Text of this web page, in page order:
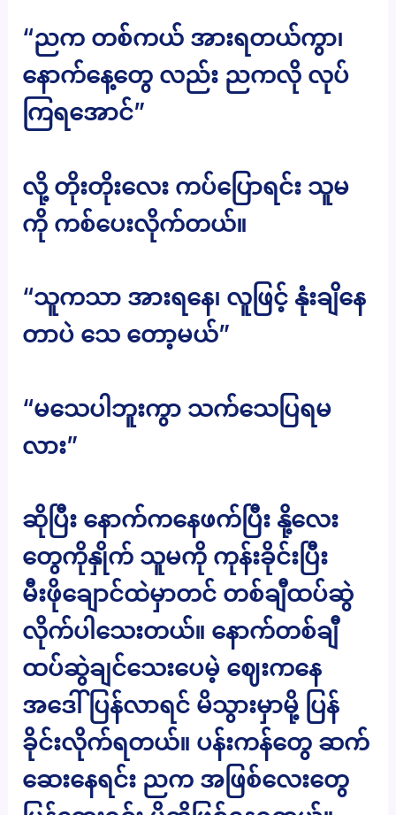
“ညက တစ်ကယ် အားရတယ်ကွာ၊
နောက်နေ့တွေ လည်း ညကလို လုပ်
ကြရအောင်”
လို့ တိုးတိုးလေး ကပ်ပြောရင်း သူမ
ကို ကစ်ပေးလိုက်တယ်။
“သူကသာ အားရနေ၊ လူဖြင့် နုံးချိနေ
တာပဲ သေ တော့မယ်”
“မသေပါဘူးကွာ သက်သေပြရမ
လား”
ဆိုပြီး နောက်ကနေဖက်ပြီး နို့လေး
တွေကိုနှိုက် သူမကို ကုန်းခိုင်းပြီး
မီးဖိုချောင်ထဲမှာတင် တစ်ချီထပ်ဆွဲ
လိုက်ပါသေးတယ်။ နောက်တစ်ချီ
ထပ်ဆွဲချင်သေးပေမဲ့ ဈေးကနေ
အဒေါ်ပြန်လာရင် မိသွားမှာမို့ ပြန်
ခိုင်းလိုက်ရတယ်။ ပန်းကန်တွေ ဆက်
ဆေးနေရင်း ညက အဖြစ်လေးတွေ